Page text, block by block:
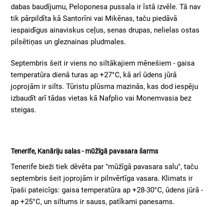
dabas baudījumu, Peloponesa pussala ir īstā izvēle. Tā nav
tik pārpildīta kā Santorīni vai Mikēnas, taču piedāvā
iespaidīgus ainaviskus ceļus, senas drupas, nelielas ostas
pilsētiņas un gleznainas pludmales.
Septembris šeit ir viens no siltākajiem mēnešiem - gaisa
temperatūra dienā turas ap +27°C, kā arī ūdens jūrā
joprojām ir silts. Tūristu plūsma mazinās, kas dod iespēju
izbaudīt arī tādas vietas kā Nafplio vai Monemvasia bez
steigas.
Tenerife, Kanāriju salas - mūžīgā pavasara šarms
Tenerife bieži tiek dēvēta par "mūžīgā pavasara salu", taču
septembris šeit joprojām ir pilnvērtīga vasara. Klimats ir
īpaši pateicīgs: gaisa temperatūra ap +28-30°C, ūdens jūrā -
ap +25°C, un siltums ir sauss, patīkami panesams.